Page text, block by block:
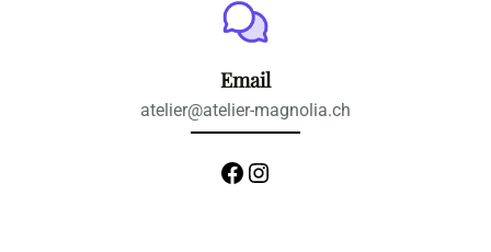
Email
atelier@atelier-magnolia.ch
Facebook Instagram